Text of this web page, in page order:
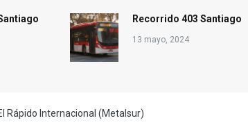
Recorrido 403 Santiago
13 mayo, 2024
Rápido Internacional (Metalsur)